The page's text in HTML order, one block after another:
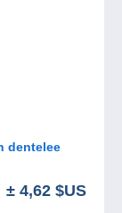
dentelee
± 4,62 $US